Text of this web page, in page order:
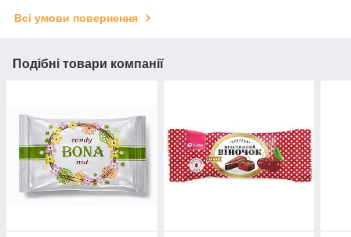
Всі умови повернення
Подібні товари компанії